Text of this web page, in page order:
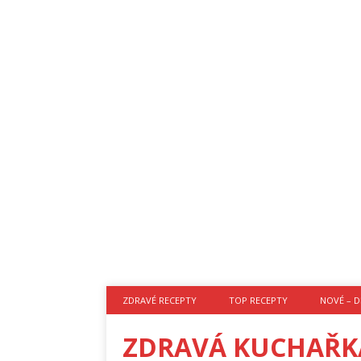
ZDRAVÉ RECEPTY TOP RECEPTY NOVÉ –
ZDRAVÁ